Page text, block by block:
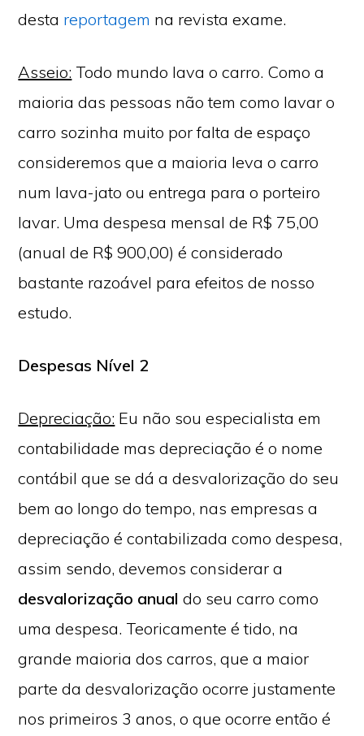
desta reportagem na revista exame.
Asseio: Todo mundo lava o carro. Como a
maioria das pessoas não tem como lavar o
carro sozinha muito por falta de espaço
consideremos que a maioria leva o carro
num lava-jato ou entrega para o porteiro
lavar. Uma despesa mensal de R$ 75,00
(anual de R$ 900,00) é considerado
bastante razoável para efeitos de nosso
estudo.
Despesas Nível 2
Depreciação: Eu não sou especialista em
contabilidade mas depreciação é o nome
contábil que se dá a desvalorização do seu
bem ao longo do tempo, nas empresas a
depreciação é contabilizada como despesa,
assim sendo, devemos considerar a
desvalorização anual do seu carro como
uma despesa. Teoricamente é tido, na
grande maioria dos carros, que a maior
parte da desvalorização ocorre justamente
nos primeiros 3 anos, o que ocorre então é